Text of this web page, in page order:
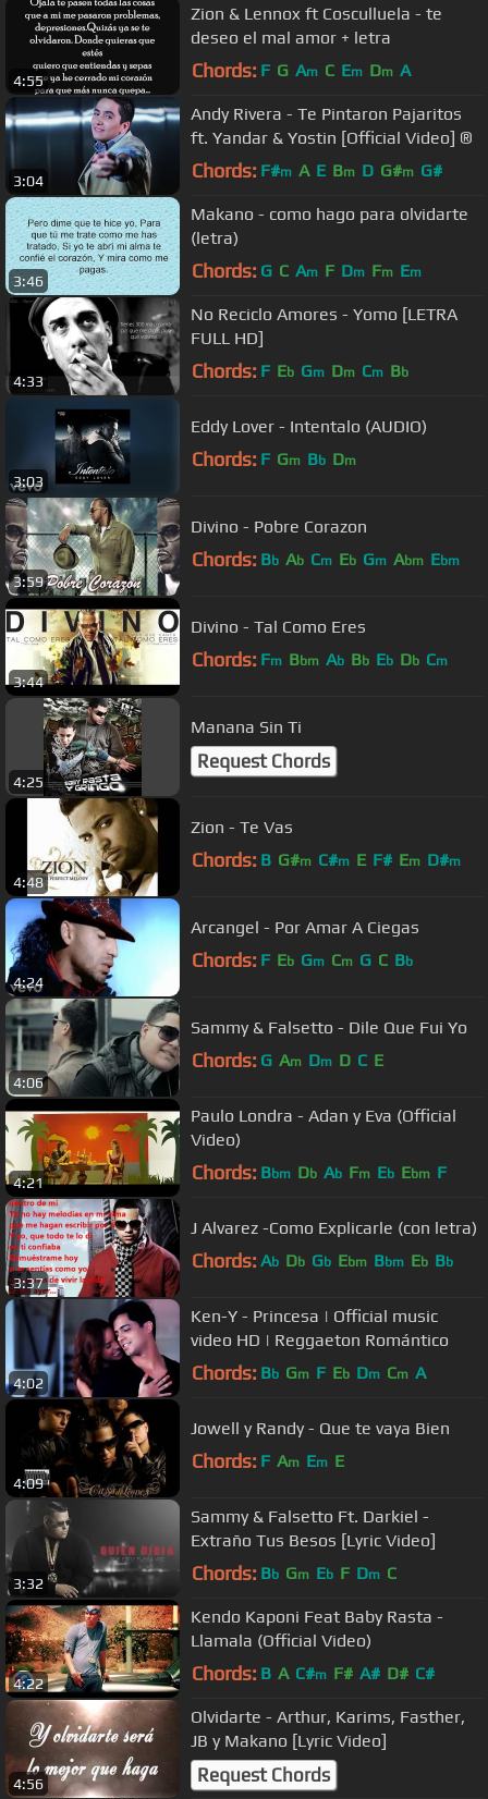
4:55
Zion & Lennox ft Cosculluela - te
deseo el mal amor + letra
Chords: F G Am C Em Dm A
3:04
Andy Rivera - Te Pintaron Pajaritos
ft. Yandar & Yostin [Official Video] ®
Chords: F#m A E Bm D G#m G#
3:46
Makano - como hago para olvidarte
(letra)
Chords: G C Am F Dm Fm Em
4:33
No Reciclo Amores - Yomo [LETRA
FULL HD]
Chords: F Eb Gm Dm Cm Bb
3:03
Eddy Lover - Intentalo (AUDIO)
Chords: F Gm Bb Dm
3:59
Divino - Pobre Corazon
Chords: Bb Ab Cm Eb Gm Abm Ebm
3:44
Divino - Tal Como Eres
Chords: Fm Bbm Ab Bb Eb Db Cm
4:25
Manana Sin Ti
Request Chords
4:48
Zion - Te Vas
Chords: B G#m C#m E F# Em D#m
4:24
Arcangel - Por Amar A Ciegas
Chords: F Eb Gm Cm G C Bb
4:06
Sammy & Falsetto - Dile Que Fui Yo
Chords: G Am Dm D C E
4:21
Paulo Londra - Adan y Eva (Official
Video)
Chords: Bbm Db Ab Fm Eb Ebm F
3:37
J Alvarez -Como Explicarle (con letra)
Chords: Ab Db Gb Ebm Bbm Eb Bb
4:02
Ken-Y - Princesa | Official music
video HD | Reggaeton Romántico
Chords: Bb Gm F Eb Dm Cm A
4:09
Jowell y Randy - Que te vaya Bien
Chords: F Am Em E
3:32
Sammy & Falsetto Ft. Darkiel -
Extraño Tus Besos [Lyric Video]
Chords: Bb Gm Eb F Dm C
4:22
Kendo Kaponi Feat Baby Rasta -
Llamala (Official Video)
Chords: B A C#m F# A# D# C#
4:56
Olvidarte - Arthur, Karims, Fasther,
JB y Makano [Lyric Video]
Request Chords